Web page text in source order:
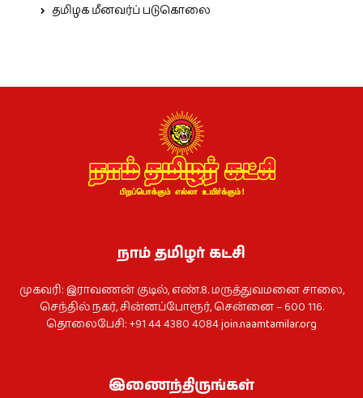
தமிழக மீனவர்ப் படுகொலை
நாம் தமிழர் கட்சி
முகவரி: இராவணன் குடில், எண்.8. மருத்துவமனை சாலை,
செந்தில் நகர், சின்னப்போரூர், சென்னை – 600 116.
தொலைபேசி: +91 44 4380 4084join.naamtamilar.org
இணைந்திருங்கள்